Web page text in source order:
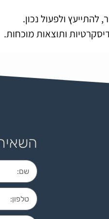
ולפעול נכון.
ותוצאות מוכחות.